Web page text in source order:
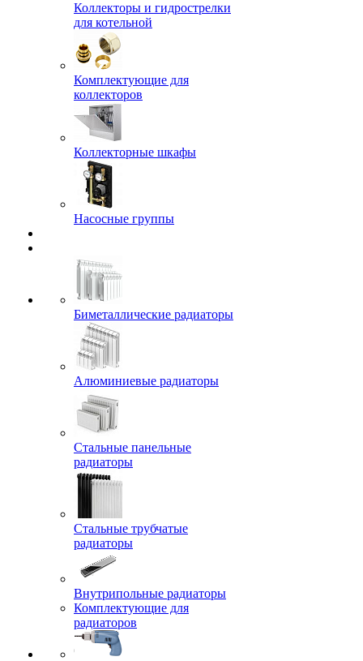
Коллекторы и гидрострелки
для котельной
Комплектующие для
коллекторов
Коллекторные шкафы
Насосные группы
Биметаллические радиаторы
Алюминиевые радиаторы
Стальные панельные
радиаторы
Стальные трубчатые
радиаторы
Внутрипольные радиаторы
Комплектующие для
радиаторов